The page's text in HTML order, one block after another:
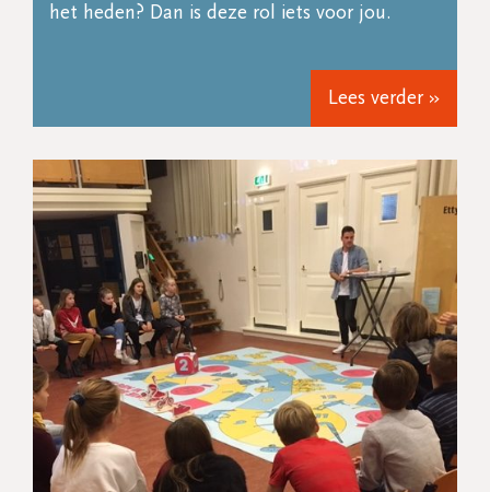
Lees verder »
het heden? Dan is deze rol iets voor jou.